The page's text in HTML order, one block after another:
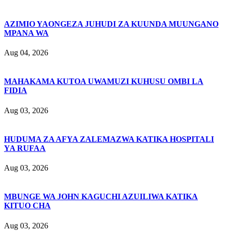
AZIMIO YAONGEZA JUHUDI ZA KUUNDA MUUNGANO
MPANA WA
Aug 04, 2026
MAHAKAMA KUTOA UWAMUZI KUHUSU OMBI LA
FIDIA
Aug 03, 2026
HUDUMA ZA AFYA ZALEMAZWA KATIKA HOSPITALI
YA RUFAA
Aug 03, 2026
MBUNGE WA JOHN KAGUCHI AZUILIWA KATIKA
KITUO CHA
Aug 03, 2026